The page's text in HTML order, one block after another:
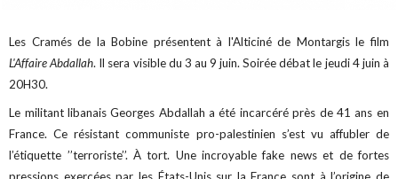
Les Cramés de la Bobine présentent à l'Alticiné de Montargis le film
L'Affaire Abdallah. Il sera visible du 3 au 9 juin. Soirée débat le jeudi 4 juin à
20H30.
Le militant libanais Georges Abdallah a été incarcéré près de 41 ans en
France. Ce résistant communiste pro-palestinien s’est vu affubler de
l’étiquette ’’terroriste’’. À tort. Une incroyable fake news et de fortes